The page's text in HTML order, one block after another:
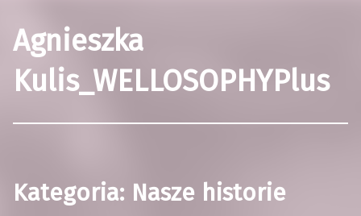
Agnieszka
Kulis_WELLOSOPHYPlus
Kategoria: Nasze historie